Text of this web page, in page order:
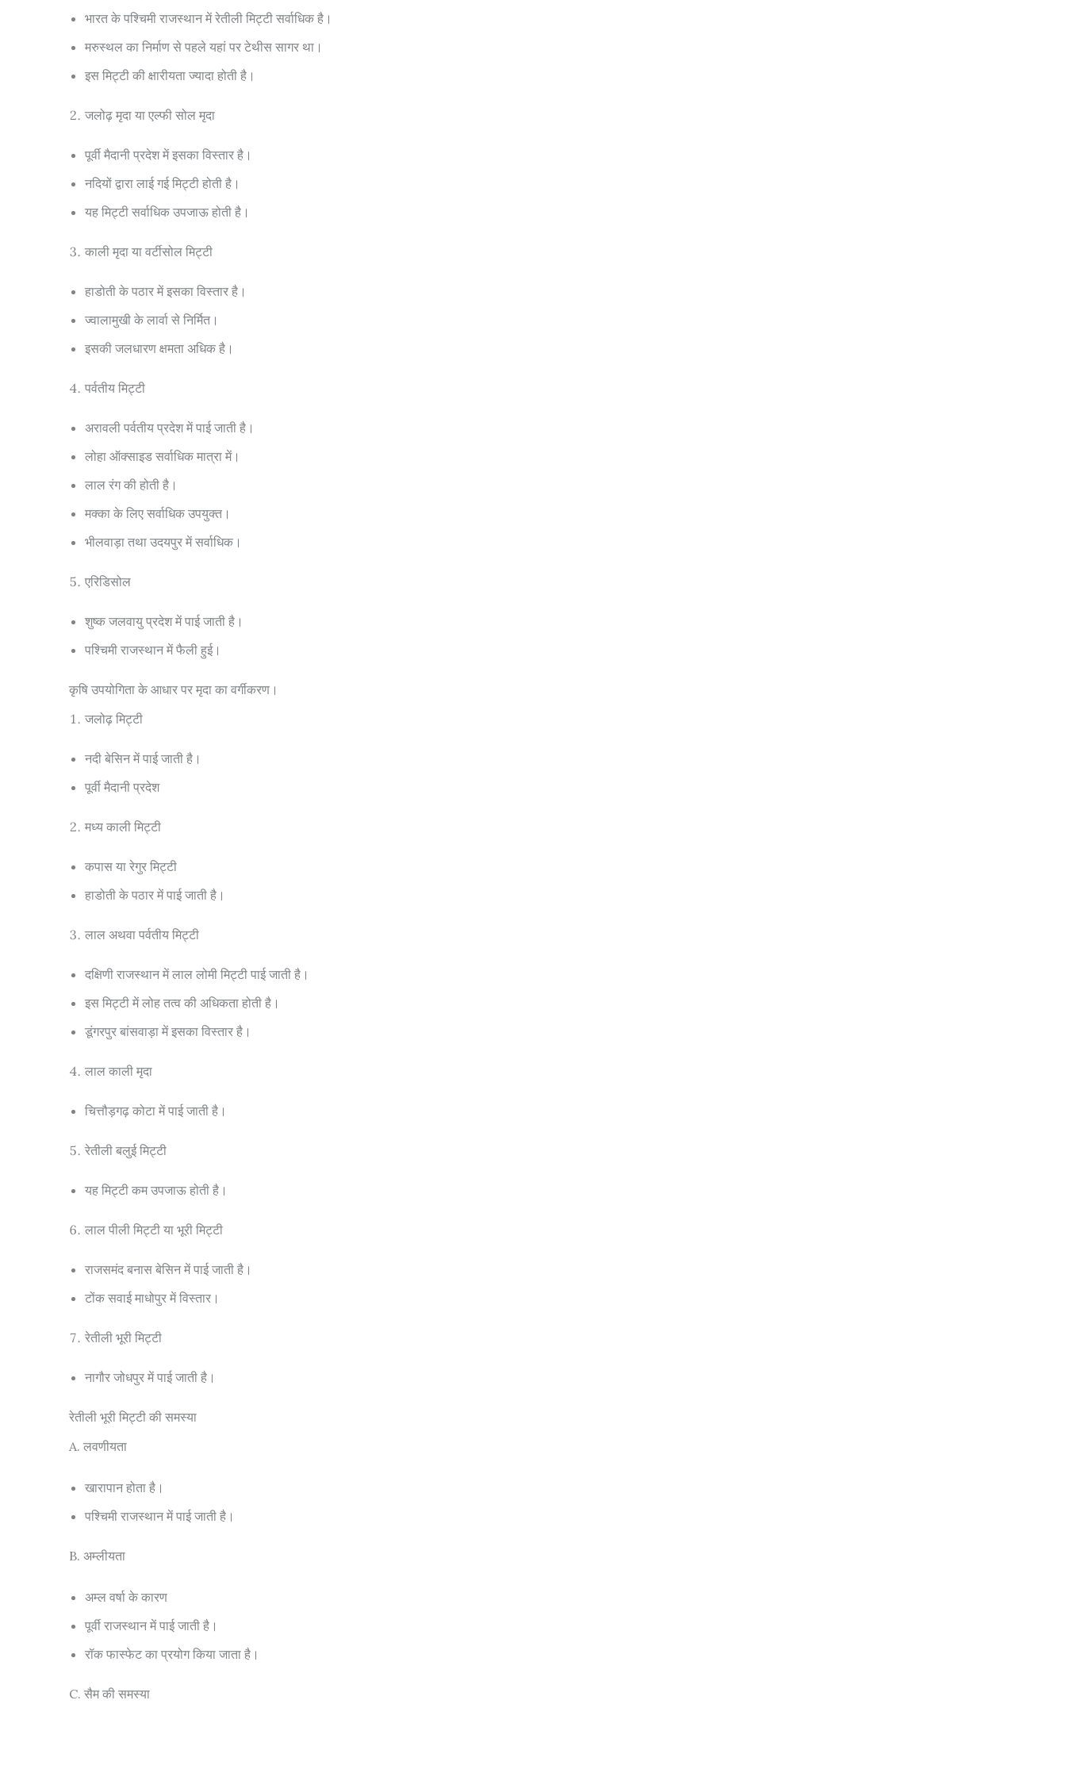
भारत के पश्चिमी राजस्थान में रेतीली मिट्टी सर्वाधिक है।
मरुस्थल का निर्माण से पहले यहां पर टेथीस सागर था।
इस मिट्टी की क्षारीयता ज्यादा होती है।
जलोढ़ मृदा या एल्फी सोल मृदा
पूर्वी मैदानी प्रदेश में इसका विस्तार है।
नदियों द्वारा लाई गई मिट्टी होती है।
यह मिट्टी सर्वाधिक उपजाऊ होती है।
काली मृदा या वर्टीसोल मिट्टी
हाडोती के पठार में इसका विस्तार है।
ज्वालामुखी के लार्वा से निर्मित।
इसकी जलधारण क्षमता अधिक है।
पर्वतीय मिट्टी
अरावली पर्वतीय प्रदेश में पाई जाती है।
लोहा ऑक्साइड सर्वाधिक मात्रा में।
लाल रंग की होती है।
मक्का के लिए सर्वाधिक उपयुक्त।
भीलवाड़ा तथा उदयपुर में सर्वाधिक।
एरिडिसोल
शुष्क जलवायु प्रदेश में पाई जाती है।
पश्चिमी राजस्थान में फैली हुई।
कृषि उपयोगिता के आधार पर मृदा का वर्गीकरण।
जलोढ़ मिट्टी
नदी बेसिन में पाई जाती है।
पूर्वी मैदानी प्रदेश
मध्य काली मिट्टी
कपास या रेगुर मिट्टी
हाडोती के पठार में पाई जाती है।
लाल अथवा पर्वतीय मिट्टी
दक्षिणी राजस्थान में लाल लोमी मिट्टी पाई जाती है।
इस मिट्टी में लोह तत्व की अधिकता होती है।
डूंगरपुर बांसवाड़ा में इसका विस्तार है।
लाल काली मृदा
चित्तौड़गढ़ कोटा में पाई जाती है।
रेतीली बलुई मिट्टी
यह मिट्टी कम उपजाऊ होती है।
लाल पीली मिट्टी या भूरी मिट्टी
राजसमंद बनास बेसिन में पाई जाती है।
टोंक सवाई माधोपुर में विस्तार।
रेतीली भूरी मिट्टी
नागौर जोधपुर में पाई जाती है।
रेतीली भूरी मिट्टी की समस्या
A. लवणीयता
खारापान होता है।
पश्चिमी राजस्थान में पाई जाती है।
B. अम्लीयता
अम्ल वर्षा के कारण
पूर्वी राजस्थान में पाई जाती है।
रॉक फास्फेट का प्रयोग किया जाता है।
C. सैम की समस्या